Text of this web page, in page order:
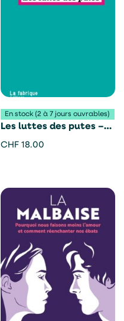
En stock (2 à 7 jours ouvrables)
Les luttes des putes –
Thierry Schaffauser
CHF 18.00